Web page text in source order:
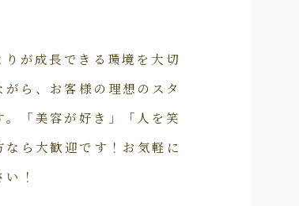
が成長できる環境を大切
ら、お客様の理想のスタ
「美容が好き」「人を笑
ら大歓迎です！お気軽に
！